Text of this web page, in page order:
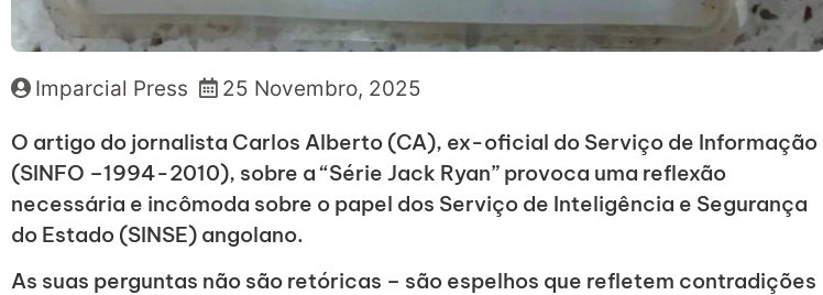
Imparcial Press 25 Novembro, 2025
O artigo do jornalista Carlos Alberto (CA), ex-oficial do Serviço de Informação
(SINFO –1994-2010), sobre a “Série Jack Ryan” provoca uma reflexão
necessária e incômoda sobre o papel dos Serviço de Inteligência e Segurança
do Estado (SINSE) angolano.
As suas perguntas não são retóricas – são espelhos que refletem contradições